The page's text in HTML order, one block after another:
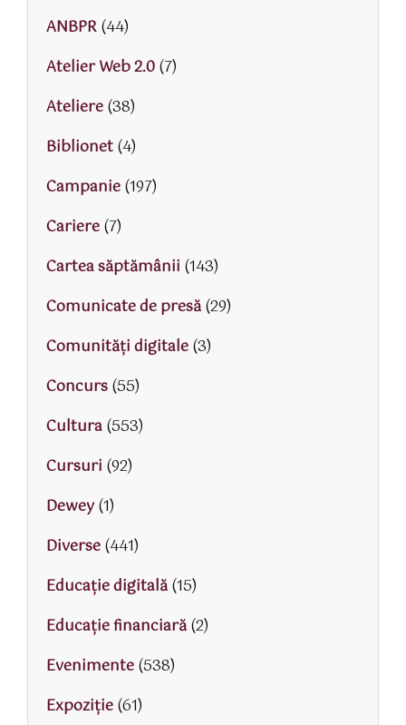
ANBPR(44)
Atelier Web 2.0(7)
Ateliere(38)
Biblionet(4)
Campanie(197)
Cariere(7)
Cartea săptămânii (143)
Comunicate de presă(29)
Comunități digitale(3)
Concurs(55)
Cultura(553)
Cursuri (92)
Dewey(1)
Diverse(441)
Educaţie digitală(15)
Educaţie financiară(2)
Evenimente(538)
Expoziție(61)